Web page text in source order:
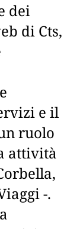
dei
di Cts,
e il
ruolo
attività
-.